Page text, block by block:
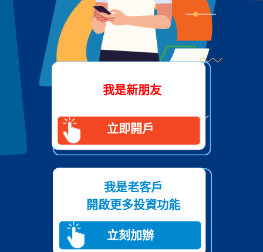
我是新朋友
立即開戶
我是老客戶
開啟更多投資功能
立刻加辦